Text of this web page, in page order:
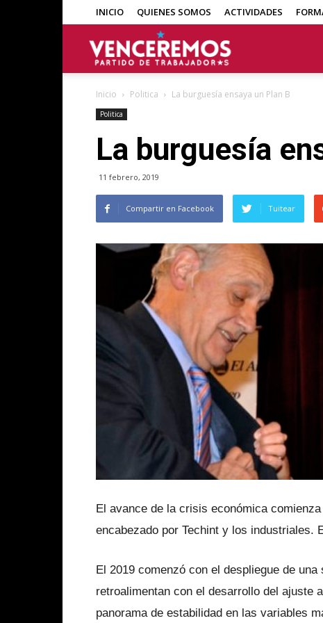
INICIO QUIENES SOMOS ACTIVIDADES
Inicio Politica La burguesía ensaya un Plan B
Politica
La burguesía
11 febrero, 2019
Compartir en Facebook Tuitear
El avance de la crisis económica
encabezado por Techint y los industriales.
El 2019 comenzó con el despliegue de
retroalimentan con el desarrollo del ajuste
panorama de estabilidad en las variables